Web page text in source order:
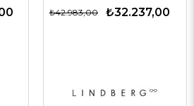
₺32.237,00
₺42.983,00